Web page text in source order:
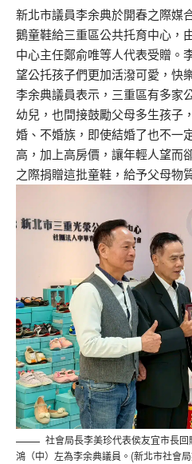
新北市議員李余典於開春之際媒
鵝童鞋給三重區公共托育中心，
中心主任鄭俞唯等人代表受贈。
望公托孩子們更加活潑可愛，快
李余典議員表示，三重區有多家
幼兒，也間接鼓勵父母多生孩子
婚、不婚族，即使結婚了也不一
高，加上高房價，讓年輕人望而
之際捐贈這批童鞋，給予父母物
社會局長李美珍代表侯友宜市長
鴻（中）左為李余典議員。(新北市社會